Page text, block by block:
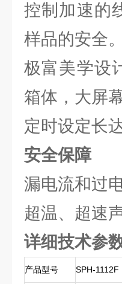
控制加速的
样品的安全。
极富美学设
箱体，大屏
定时设定长
安全保障
漏电流和过
超温、超速
详细技术参
产品型号 SPH-1112F